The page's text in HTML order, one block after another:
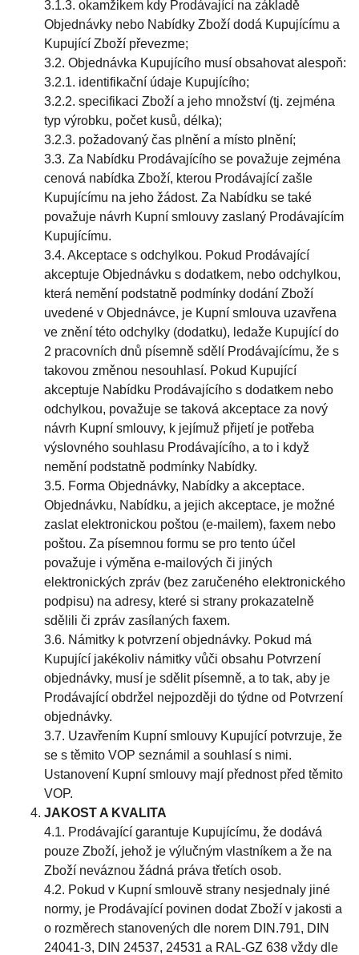
3.1.3. okamžikem kdy Prodávající na základě
Objednávky nebo Nabídky Zboží dodá Kupujícímu a
Kupující Zboží převezme;
3.2. Objednávka Kupujícího musí obsahovat alespoň:
3.2.1. identifikační údaje Kupujícího;
3.2.2. specifikaci Zboží a jeho množství (tj. zejména
typ výrobku, počet kusů, délka);
3.2.3. požadovaný čas plnění a místo plnění;
3.3. Za Nabídku Prodávajícího se považuje zejména
cenová nabídka Zboží, kterou Prodávající zašle
Kupujícímu na jeho žádost. Za Nabídku se také
považuje návrh Kupní smlouvy zaslaný Prodávajícím
Kupujícímu.
3.4. Akceptace s odchylkou. Pokud Prodávající
akceptuje Objednávku s dodatkem, nebo odchylkou,
která nemění podstatně podmínky dodání Zboží
uvedené v Objednávce, je Kupní smlouva uzavřena
ve znění této odchylky (dodatku), ledaže Kupující do
2 pracovních dnů písemně sdělí Prodávajícímu, že s
takovou změnou nesouhlasí. Pokud Kupující
akceptuje Nabídku Prodávajícího s dodatkem nebo
odchylkou, považuje se taková akceptace za nový
návrh Kupní smlouvy, k jejímuž přijetí je potřeba
výslovného souhlasu Prodávajícího, a to i když
nemění podstatně podmínky Nabídky.
3.5. Forma Objednávky, Nabídky a akceptace.
Objednávku, Nabídku, a jejich akceptace, je možné
zaslat elektronickou poštou (e-mailem), faxem nebo
poštou. Za písemnou formu se pro tento účel
považuje i výměna e-mailových či jiných
elektronických zpráv (bez zaručeného elektronického
podpisu) na adresy, které si strany prokazatelně
sdělili či zpráv zasílaných faxem.
3.6. Námitky k potvrzení objednávky. Pokud má
Kupující jakékoliv námitky vůči obsahu Potvrzení
objednávky, musí je sdělit písemně, a to tak, aby je
Prodávající obdržel nejpozději do týdne od Potvrzení
objednávky.
3.7. Uzavřením Kupní smlouvy Kupující potvrzuje, že
se s těmito VOP seznámil a souhlasí s nimi.
Ustanovení Kupní smlouvy mají přednost před těmito
VOP.
JAKOST A KVALITA
4.1. Prodávající garantuje Kupujícímu, že dodává
pouze Zboží, jehož je výlučným vlastníkem a že na
Zboží neváznou žádná práva třetích osob.
4.2. Pokud v Kupní smlouvě strany nesjednaly jiné
normy, je Prodávající povinen dodat Zboží v jakosti a
o rozměrech stanovených dle norem DIN.791, DIN
24041-3, DIN 24537, 24531 a RAL-GZ 638 vždy dle